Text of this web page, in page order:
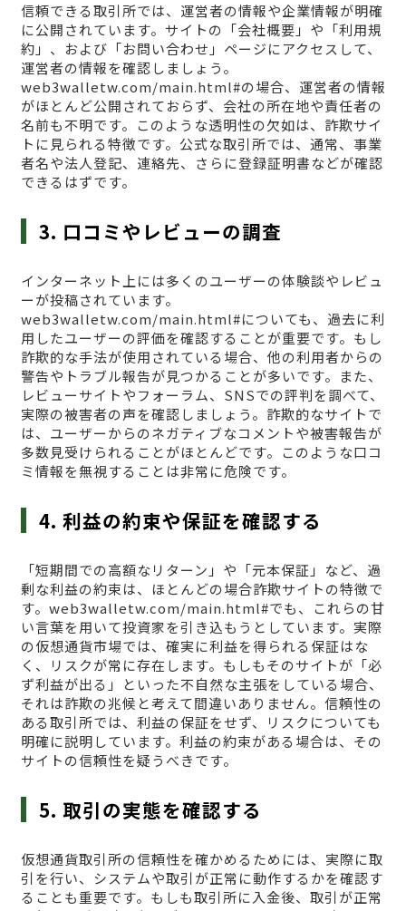
信頼できる取引所では、運営者の情報や企業情報が明確
に公開されています。サイトの「会社概要」や「利用規
約」、および「お問い合わせ」ページにアクセスして、
運営者の情報を確認しましょう。
web3walletw.com/main.html#の場合、運営者の情報
がほとんど公開されておらず、会社の所在地や責任者の
名前も不明です。このような透明性の欠如は、詐欺サイ
トに見られる特徴です。公式な取引所では、通常、事業
者名や法人登記、連絡先、さらに登録証明書などが確認
できるはずです。
3. 口コミやレビューの調査
インターネット上には多くのユーザーの体験談やレビュ
ーが投稿されています。
web3walletw.com/main.html#についても、過去に利
用したユーザーの評価を確認することが重要です。もし
詐欺的な手法が使用されている場合、他の利用者からの
警告やトラブル報告が見つかることが多いです。また、
レビューサイトやフォーラム、SNSでの評判を調べて、
実際の被害者の声を確認しましょう。詐欺的なサイトで
は、ユーザーからのネガティブなコメントや被害報告が
多数見受けられることがほとんどです。このような口コ
ミ情報を無視することは非常に危険です。
4. 利益の約束や保証を確認する
「短期間での高額なリターン」や「元本保証」など、過
剰な利益の約束は、ほとんどの場合詐欺サイトの特徴で
す。web3walletw.com/main.html#でも、これらの甘
い言葉を用いて投資家を引き込もうとしています。実際
の仮想通貨市場では、確実に利益を得られる保証はな
く、リスクが常に存在します。もしもそのサイトが「必
ず利益が出る」といった不自然な主張をしている場合、
それは詐欺の兆候と考えて間違いありません。信頼性の
ある取引所では、利益の保証をせず、リスクについても
明確に説明しています。利益の約束がある場合は、その
サイトの信頼性を疑うべきです。
5. 取引の実態を確認する
仮想通貨取引所の信頼性を確かめるためには、実際に取
引を行い、システムや取引が正常に動作するかを確認す
ることも重要です。もしも取引所に入金後、取引が正常